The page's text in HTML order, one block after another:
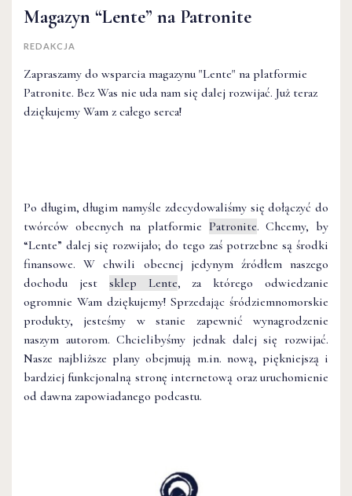
Magazyn “Lente” na Patronite
REDAKCJA
Zapraszamy do wsparcia magazynu "Lente" na platformie
Patronite. Bez Was nie uda nam się dalej rozwijać. Już teraz
dziękujemy Wam z całego serca!
Po długim, długim namyśle zdecydowaliśmy się dołączyć do
twórców obecnych na platformie Patronite. Chcemy, by
“Lente” dalej się rozwijało; do tego zaś potrzebne są środki
finansowe. W chwili obecnej jedynym źródłem naszego
dochodu jest sklep Lente, za którego odwiedzanie
ogromnie Wam dziękujemy! Sprzedając śródziemnomorskie
produkty, jesteśmy w stanie zapewnić wynagrodzenie
naszym autorom. Chcielibyśmy jednak dalej się rozwijać.
Nasze najbliższe plany obejmują m.in. nową, piękniejszą i
bardziej funkcjonalną stronę internetową oraz uruchomienie
od dawna zapowiadanego podcastu.